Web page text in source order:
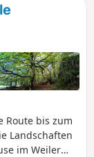
Route bis zum
Landschaften
im Weiler